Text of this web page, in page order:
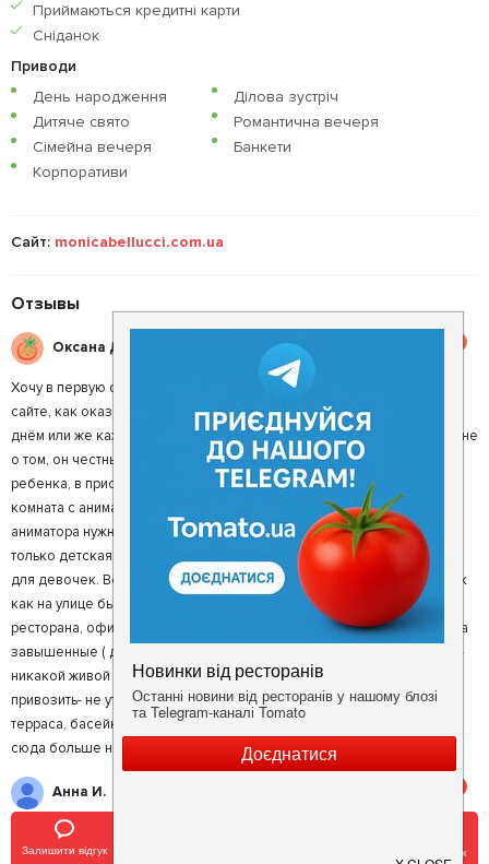
Залишити відгук Забронировать столик
Приймаються кредитнi карти
Сніданок
Приводи
День народження
Ділова зустріч
Дитяче свято
Романтична вечеря
Сімейна вечеря
Банкети
Корпоративи
Сайт: monicabellucci.com.ua
Отзывы
Оксана Д.
Хочу в первую очередь написать,что ориентировалась на отзывы на
сайте, как оказалось не все правда. Все отзывы написаны одним
днём или же каждый день, что должно и насторожить. Но мой отзыв не
о том, он честный и правдивый. Хотели отметить День рождения
ребенка, в приоритете было то,что при ресторане есть детская
комната с аниматором( ну это я прочла у отзывах), как оказалось
аниматора нужно брать своего, услуги ресторан не предоставляет,
только детская комната с телевизором,кучей игрушек, в основном
для девочек. Во дворе есть и детский лабиринт, не пользовались,так
как на улице было холодно. Обслуживание на уровне хорошего
ресторана, официанты молодцы! Цены выше среднего, я бы сказала
завышенные ( делаю выводы по банкету). Кстати мы были в пятницу-
никакой живой музыки не было, возможно надо было свою
привозить- не уточняла. Сам ресторан интересный, интерьер, летняя
терраса, басейн. В общем впечатление неоднозначное. Думаю,что
сюда больше не приедем.
Анна И.
Вкусно!